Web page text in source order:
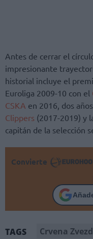
Antes de cerrar el
impresionante
historial incluye el
Euroliga 2009-10 con el
CSKA en 2016, dos
Clippers (2017-2019) y
capitán de la selección
Convierte
TAGS Crvena